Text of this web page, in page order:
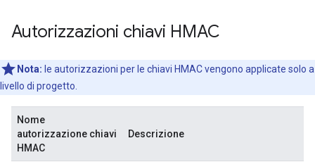
Autorizzazioni chiavi HMAC
Nota: le autorizzazioni per le chiavi HMAC vengono applicate solo a
livello di progetto.
Nome
autorizzazione chiavi
HMAC
Descrizione